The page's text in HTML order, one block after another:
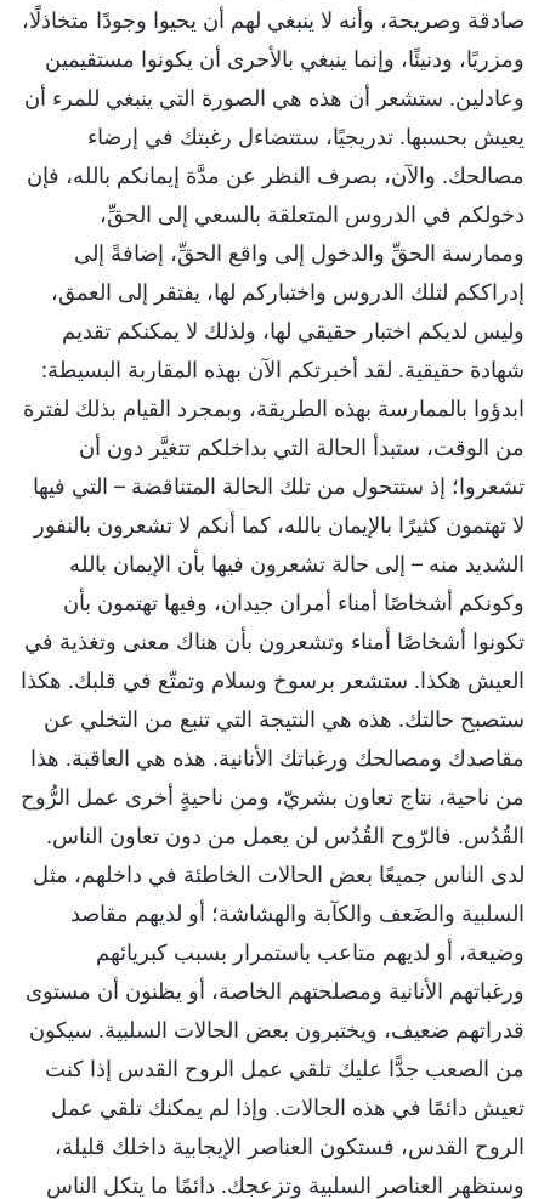
صادقة وصريحة، وأنه لا ينبغي لهم أن يحيوا وجودًا متخاذلًا،
ومزريًا، ودنيئًا، وإنما ينبغي بالأحرى أن يكونوا مستقيمين
وعادلين. ستشعر أن هذه هي الصورة التي ينبغي للمرء أن
يعيش بحسبها. تدريجيًا، ستتضاءل رغبتك في إرضاء
مصالحك. والآن، بصرف النظر عن مدَّة إيمانكم بالله، فإن
دخولكم في الدروس المتعلقة بالسعي إلى الحقِّ،
وممارسة الحقِّ والدخول إلى واقع الحقِّ، إضافةً إلى
إدراككم لتلك الدروس واختباركم لها، يفتقر إلى العمق،
وليس لديكم اختبار حقيقي لها، ولذلك لا يمكنكم تقديم
شهادة حقيقية. لقد أخبرتكم الآن بهذه المقاربة البسيطة:
ابدؤوا بالممارسة بهذه الطريقة، وبمجرد القيام بذلك لفترة
من الوقت، ستبدأ الحالة التي بداخلكم تتغيَّر دون أن
تشعروا؛ إذ ستتحول من تلك الحالة المتناقضة – التي فيها
لا تهتمون كثيرًا بالإيمان بالله، كما أنكم لا تشعرون بالنفور
الشديد منه – إلى حالة تشعرون فيها بأن الإيمان بالله
وكونكم أشخاصًا أمناء أمران جيدان، وفيها تهتمون بأن
تكونوا أشخاصًا أمناء وتشعرون بأن هناك معنى وتغذية في
العيش هكذا. ستشعر برسوخ وسلام وتمتّع في قلبك. هكذا
ستصبح حالتك. هذه هي النتيجة التي تنبع من التخلي عن
مقاصدك ومصالحك ورغباتك الأنانية. هذه هي العاقبة. هذا
من ناحية، نتاج تعاون بشريّ، ومن ناحيةٍ أخرى عمل الرُّوح
القُدُس. فالرّوح القُدُس لن يعمل من دون تعاون الناس.
لدى الناس جميعًا بعض الحالات الخاطئة في داخلهم، مثل
السلبية والضَعف والكآبة والهشاشة؛ أو لديهم مقاصد
وضيعة، أو لديهم متاعب باستمرار بسبب كبريائهم
ورغباتهم الأنانية ومصلحتهم الخاصة، أو يظنون أن مستوى
قدراتهم ضعيف، ويختبرون بعض الحالات السلبية. سيكون
من الصعب جدًّا عليك تلقي عمل الروح القدس إذا كنت
تعيش دائمًا في هذه الحالات. وإذا لم يمكنك تلقي عمل
الروح القدس، فستكون العناصر الإيجابية داخلك قليلة،
وستظهر العناصر السلبية وتزعجك. دائمًا ما يتكل الناس